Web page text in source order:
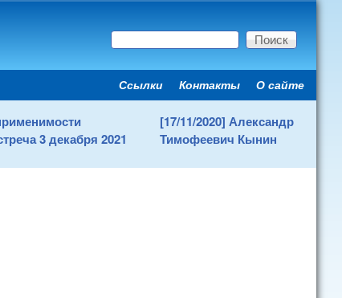
Форма поиска
Поиск
Secondary menu
Ссылки Контакты О сайте
3 декабря 2021
[17/11/2020] Александр
Тимофеевич Кынин